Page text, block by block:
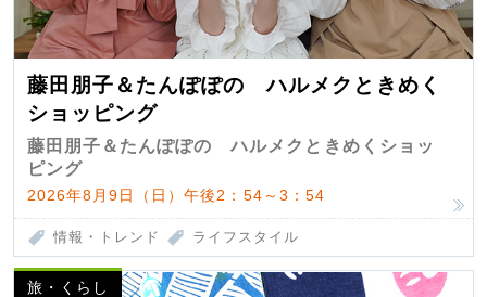
藤田朋子＆たんぽぽの ハルメクときめく
ショッピング
藤田朋子＆たんぽぽの ハルメクときめくショッ
ピング
2026年8月9日（日）午後2：54～3：54
情報・トレンド ライフスタイル
旅・くらし